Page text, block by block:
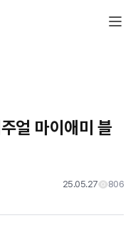
얼 마이애미 블
25.05.27 806